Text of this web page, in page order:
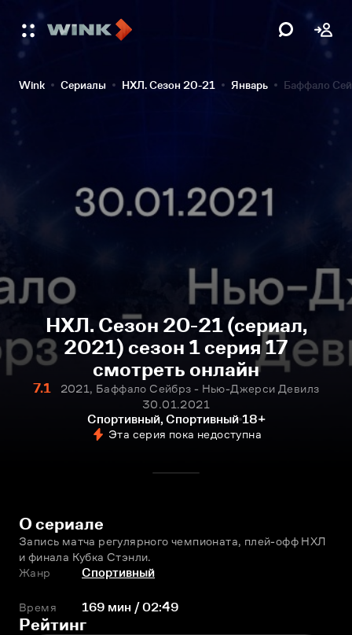
Wink Сериалы НХЛ. Сезон 20-21 Январь Баффало
НХЛ. Сезон 20-21 (сериал,
2021) сезон 1 серия 17
смотреть онлайн
7.1
2021, Баффало Сейбрз - Нью-Джерси Девилз
30.01.2021
Спортивный, Спортивный 18+
Эта серия пока недоступна
О сериале
Запись матча регулярного чемпионата, плей-офф НХЛ
и финала Кубка Стэнли.
Жанр
Спортивный
Время 169 мин / 02:49
Рейтинг